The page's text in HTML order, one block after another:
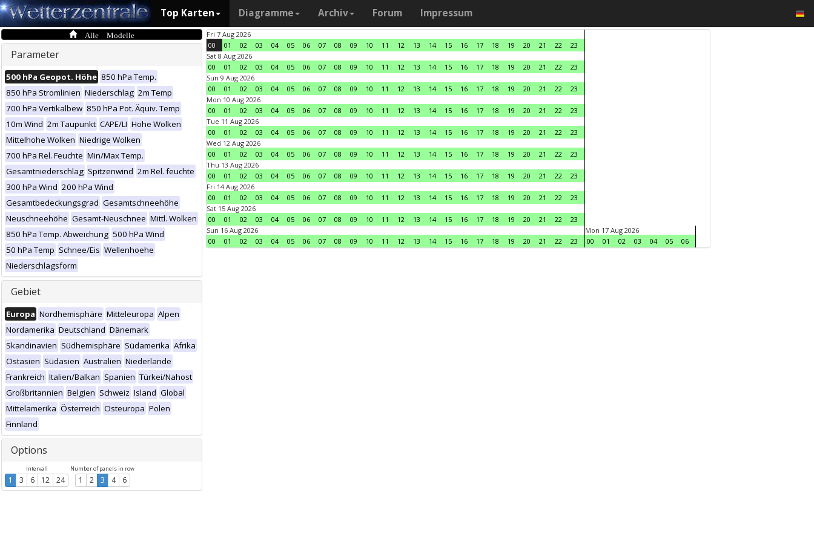
Top Karten Diagramme Archiv Forum Impressum
Alle Modelle
Parameter
500 hPa Geopot. Höhe 850 hPa Temp.
850 hPa Stromlinien Niederschlag 2m Temp
700 hPa Vertikalbew 850 hPa Pot. Äquiv. Temp
10m Wind 2m Taupunkt CAPE/LI Hohe Wolken
Mittelhohe Wolken Niedrige Wolken
700 hPa Rel. Feuchte Min/Max Temp.
Gesamtniederschlag Spitzenwind 2m Rel. feuchte
300 hPa Wind 200 hPa Wind
Gesamtbedeckungsgrad Gesamtschneehöhe
Neuschneehöhe Gesamt-Neuschnee Mittl. Wolken
850 hPa Temp. Abweichung 500 hPa Wind
50 hPa Temp Schnee/Eis Wellenhoehe
Niederschlagsform
Gebiet
Europa Nordhemisphäre Mitteleuropa Alpen
Nordamerika Deutschland Dänemark
Skandinavien Südhemisphäre Südamerika Afrika
Ostasien Südasien Australien Niederlande
Frankreich Italien/Balkan Spanien Türkei/Nahost
Großbritannien Belgien Schweiz Island Global
Mittelamerika Österreich Osteuropa Polen
Finnland
Options
Intervall
1 3 6 12 24
Number of panels in row
1 2 3 4 6
Fri 7 Aug 2026
00
01 02 03 04 05 06 07 08 09 10 11 12 13 14 15 16 17 18 19 20 21 22
23
Sat 8 Aug 2026
00
01 02 03 04 05 06 07 08 09 10 11 12 13 14 15 16 17 18 19 20 21 22
23
Sun 9 Aug 2026
00
01 02 03 04 05 06 07 08 09 10 11 12 13 14 15 16 17 18 19 20 21 22
23
Mon 10 Aug 2026
00
01 02 03 04 05 06 07 08 09 10 11 12 13 14 15 16 17 18 19 20 21 22
23
Tue 11 Aug 2026
00
01 02 03 04 05 06 07 08 09 10 11 12 13 14 15 16 17 18 19 20 21 22
23
Wed 12 Aug 2026
00
01 02 03 04 05 06 07 08 09 10 11 12 13 14 15 16 17 18 19 20 21 22
23
Thu 13 Aug 2026
00
01 02 03 04 05 06 07 08 09 10 11 12 13 14 15 16 17 18 19 20 21 22
23
Fri 14 Aug 2026
00
01 02 03 04 05 06 07 08 09 10 11 12 13 14 15 16 17 18 19 20 21 22
23
Sat 15 Aug 2026
00
01 02 03 04 05 06 07 08 09 10 11 12 13 14 15 16 17 18 19 20 21 22
23
Sun 16 Aug 2026
00
01 02 03 04 05 06 07 08 09 10 11 12 13 14 15 16 17 18 19 20 21 22 23
Mon 17 Aug 2026
00
01 02 03 04 05 06